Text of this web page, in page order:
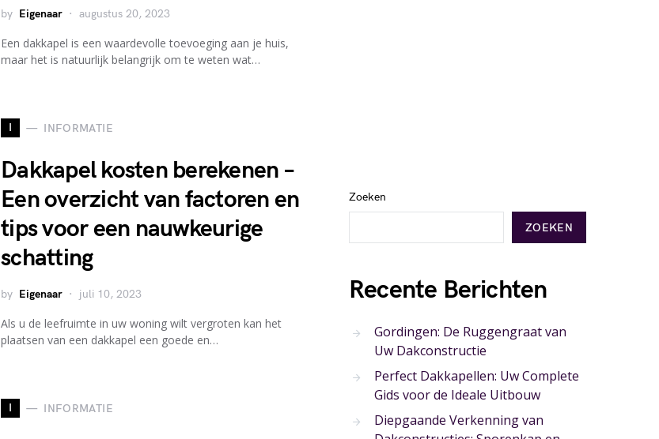
by Eigenaar augustus 20, 2023
Een dakkapel is een waardevolle toevoeging aan je huis,
maar het is natuurlijk belangrijk om te weten wat…
I INFORMATIE
Dakkapel kosten berekenen –
Een overzicht van factoren en
tips voor een nauwkeurige
schatting
by Eigenaar juli 10, 2023
Als u de leefruimte in uw woning wilt vergroten kan het
plaatsen van een dakkapel een goede en…
I INFORMATIE
Zoeken
ZOEKEN
Recente Berichten
Gordingen: De Ruggengraat van
Uw Dakconstructie
Perfect Dakkapellen: Uw Complete
Gids voor de Ideale Uitbouw
Diepgaande Verkenning van